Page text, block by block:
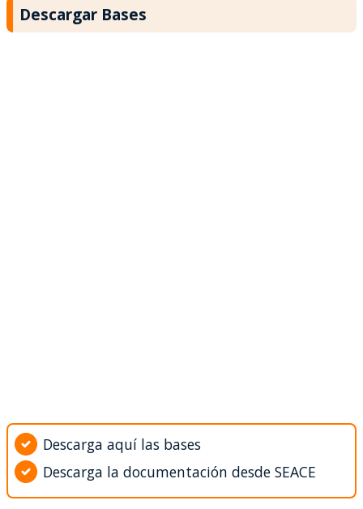
Descargar Bases
Descarga aquí las bases
Descarga la documentación desde SEACE